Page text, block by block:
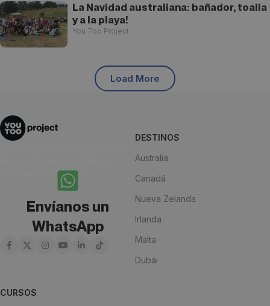
La Navidad australiana: bañador, toalla
y a la playa!
You Too Project
Load More
¡Anímate y escríbenos!
Envíanos un
WhatsApp
DESTINOS
Australia
Canadá
Nueva Zelanda
Irlanda
Malta
Dubái
CURSOS